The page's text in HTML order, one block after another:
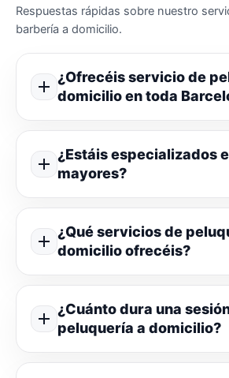
Respuestas rápidas sobre nuestro
barbería a domicilio.
¿Ofrecéis servicio de
domicilio en toda
¿Estáis especializados
mayores?
¿Qué servicios de
domicilio ofrecéis?
¿Cuánto dura una
peluquería a domicilio?